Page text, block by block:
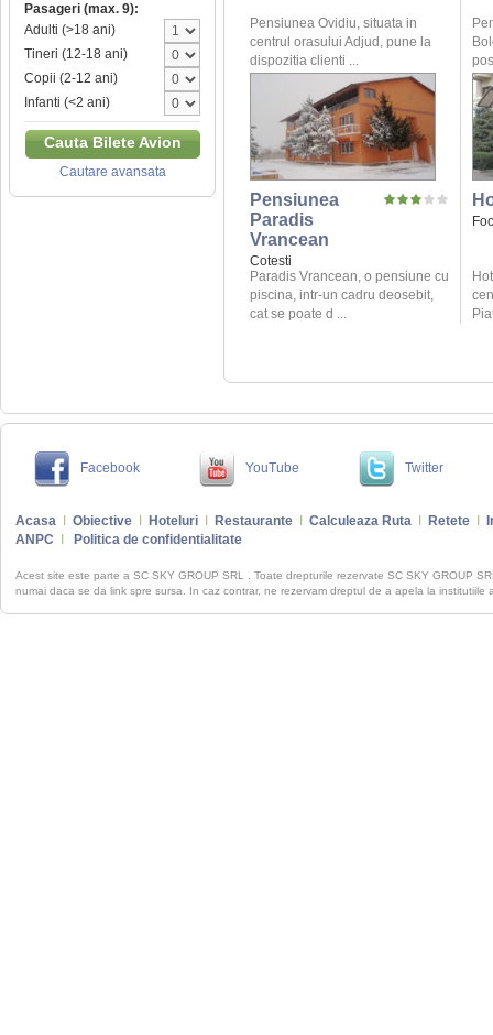
Pasageri (max. 9):
Adulti (>18 ani)
Tineri (12-18 ani)
Copii (2-12 ani)
Infanti (<2 ani)
Cauta Bilete Avion
Cautare avansata
Pensiunea Ovidiu, situata in
centrul orasului Adjud, pune la
dispozitia clienti ...
Pensiunea
Paradis
Vrancean
Cotesti
Paradis Vrancean, o pensiune cu
piscina, intr-un cadru deosebit,
cat se poate d ...
Facebook YouTube Twitter
Acasa Obiective Hoteluri Restaurante Calculeaza Ruta Retete
ANPC
Politica de confidentialitate
Acest site este parte a SC SKY GROUP SRL . Toate drepturile rezervate SC SKY GROUP
numai daca se da link spre sursa. In caz contrar, ne rezervam dreptul de a apela la institutiile